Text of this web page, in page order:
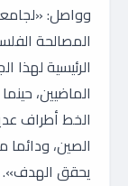
وواصل:
المصالحة
الرئيسية لهذا
الماضيين،
الخط أطراف
الصين،
يحقق الهدف».